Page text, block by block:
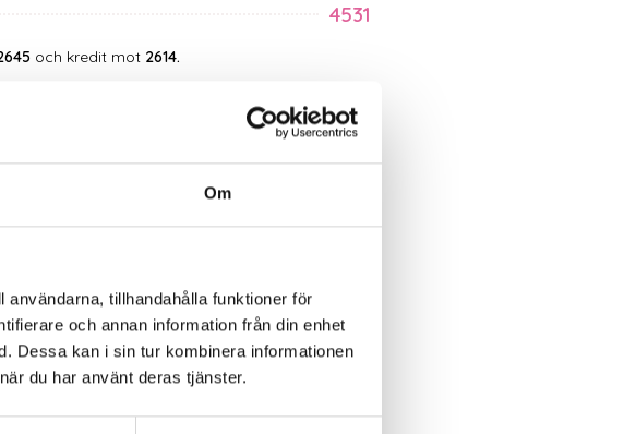
Om
tillhandahålla funktioner för
och annan information från din enhet
Dessa kan i sin tur kombinera informationen
du har använt deras tjänster.
4531
och kredit mot 2614.
6530